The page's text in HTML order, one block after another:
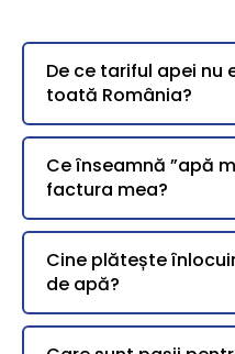
De ce tariful apei nu
toată România?
Ce înseamnă ”apă
factura mea?
Cine plătește
de apă?